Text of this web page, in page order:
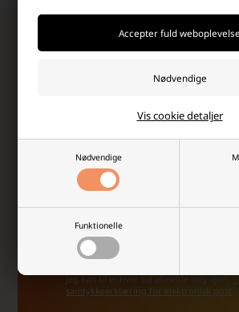
Nødvendige
Funktionelle
Vis cookie detaljer
Tilmeld dig vores nyhedsbrev!
inspiration og de vildeste tilbud fra os!
Ja tak, jeg ønsker at modtage
Jeg kan til enhver tid afmelde mig igen.
samtykkeerklæring for elektronisk post